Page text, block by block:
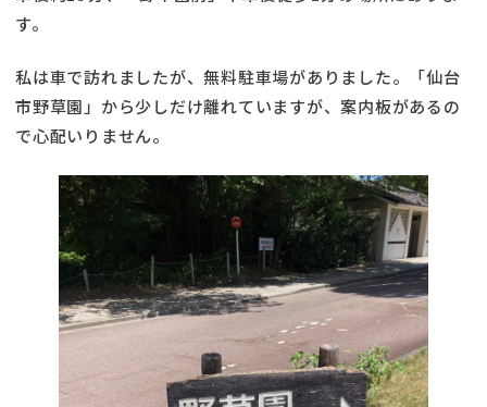
す。
私は車で訪れましたが、無料駐車場がありました。「仙台
市野草園」から少しだけ離れていますが、案内板があるの
で心配いりません。